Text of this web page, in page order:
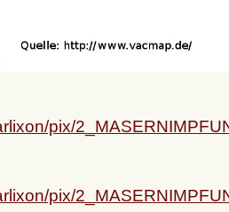
pix/
pix/